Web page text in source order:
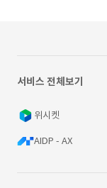
서비스 전체보기
위시켓
AIDP - AX